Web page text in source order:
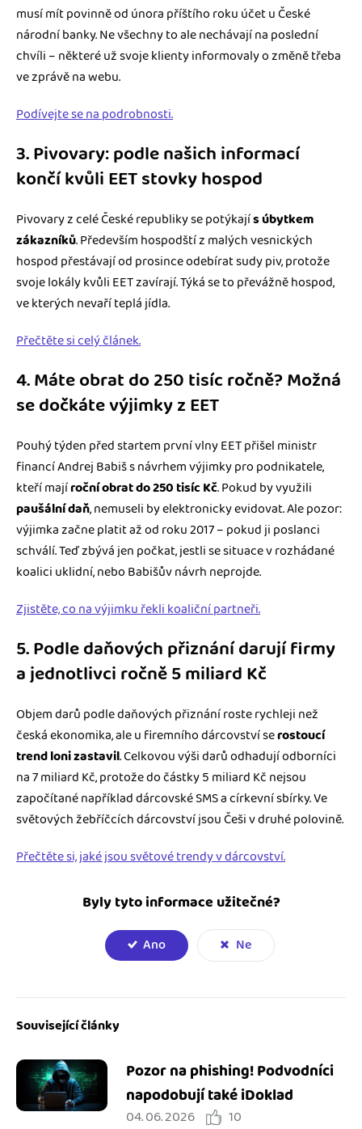
musí mít povinně od února příštího roku účet u České
národní banky. Ne všechny to ale nechávají na poslední
chvíli – některé už svoje klienty informovaly o změně třeba
ve zprávě na webu.
Podívejte se na podrobnosti.
3. Pivovary: podle našich informací
končí kvůli EET stovky hospod
Pivovary z celé České republiky se potýkajís úbytkem
zákazníků. Především hospodští z malých vesnických
hospod přestávají od prosince odebírat sudy piv, protože
svoje lokály kvůli EET zavírají. Týká se to převážně hospod,
ve kterých nevaří teplá jídla.
Přečtěte si celý článek.
4. Máte obrat do 250 tisíc ročně? Možná
se dočkáte výjimky z EET
Pouhý týden před startem první vlny EET přišel ministr
financí Andrej Babiš s návrhem výjimky pro podnikatele,
kteří majíroční obrat do 250 tisíc Kč. Pokud by využili
paušální daň, nemuseli by elektronicky evidovat. Ale pozor:
výjimka začne platit až od roku 2017 – pokud ji poslanci
schválí. Teď zbývá jen počkat, jestli se situace v rozhádané
koalici uklidní, nebo Babišův návrh neprojde.
Zjistěte, co na výjimku řekli koaliční partneři.
5. Podle daňových přiznání darují firmy
a jednotlivci ročně 5 miliard Kč
Objem darů podle daňových přiznání roste rychleji než
česká ekonomika, ale u firemního dárcovství serostoucí
trend loni zastavil. Celkovou výši darů odhadují odborníci
na 7 miliard Kč, protože do částky 5 miliard Kč nejsou
započítané například dárcovské SMS a církevní sbírky. Ve
světových žebříčcích dárcovství jsou Češi v druhé polovině.
Přečtěte si, jaké jsou světové trendy v dárcovství.
Byly tyto informace užitečné?
Ano Ne
Související články
Pozor na phishing! Podvodníci
napodobují také iDoklad
04. 06. 2026 10